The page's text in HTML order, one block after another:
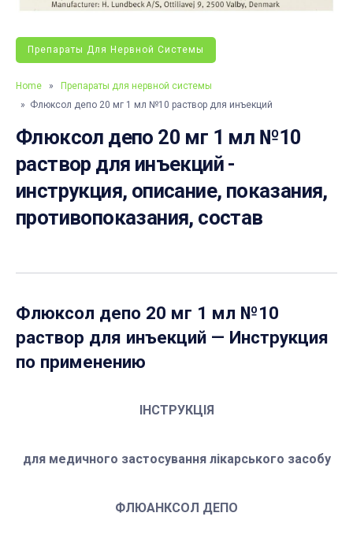
Препараты Для Нервной Системы
Home »
Препараты для нервной системы
» Флюксол депо 20 мг 1 мл №10 раствор для инъекций
Флюксол депо 20 мг 1 мл №10
раствор для инъекций -
инструкция, описание, показания,
противопоказания, состав
Флюксол депо 20 мг 1 мл №10
раствор для инъекций — Инструкция
по применению
ІНСТРУКЦІЯ
для медичного застосування лікарського засобу
ФЛЮАНКСОЛ ДЕПО